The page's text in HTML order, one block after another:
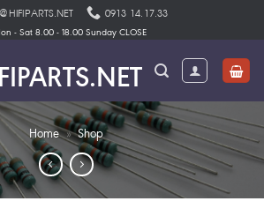
0913 14.17.33
- Sat 8.00 - 18.00 Sunday CLOSE
Home » Shop